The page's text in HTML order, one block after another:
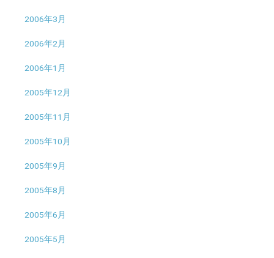
2006年3月
2006年2月
2006年1月
2005年12月
2005年11月
2005年10月
2005年9月
2005年8月
2005年6月
2005年5月